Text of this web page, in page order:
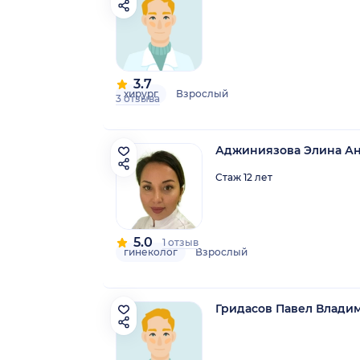
3.7
3 отзыва
хирург Взрослый
5.0 1 отзыв
Аджиниязова Элина
Стаж 12 лет
гинеколог Взрослый
Гридасов Павел